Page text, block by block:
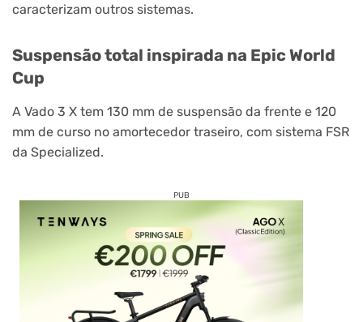
caracterizam outros sistemas.
Suspensão total inspirada na Epic World
Cup
A Vado 3 X tem 130 mm de suspensão da frente e 120
mm de curso no amortecedor traseiro, com sistema FSR
da Specialized.
PUB